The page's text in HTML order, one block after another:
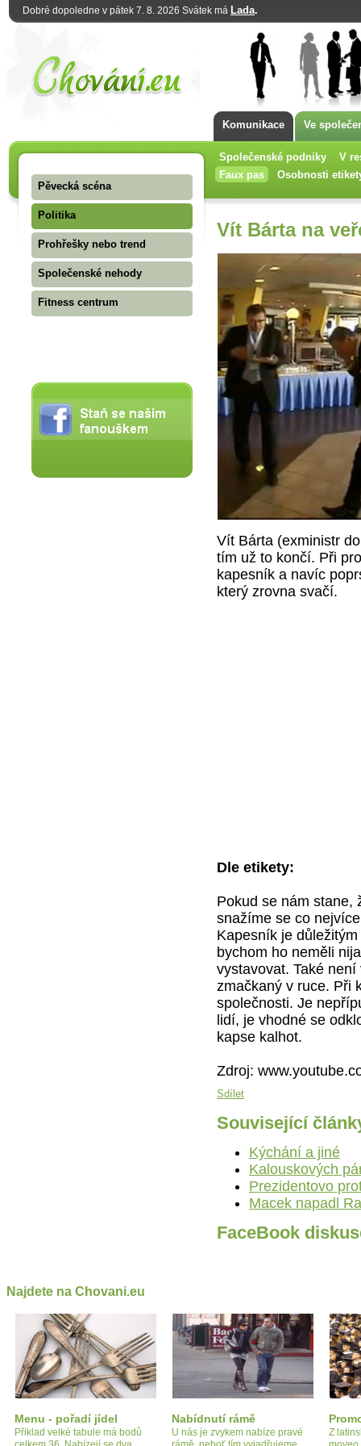
Dobré dopoledne v pátek 7. 8. 2026 Svátek má Lada.
Komunikace Ve
Společenské podniky
V
Faux pas
Osobnosti
Pěvecká scéna
Politika
Prohřešky nebo trend
Společenské nehody
Fitness centrum
Vít Bárta na
Vít Bárta (exministr
tím už to končí. Při
kapesník a navíc
který zrovna svačí.
Dle etikety:
Pokud se nám stane,
snažíme se co
Kapesník je
bychom ho neměli
vystavovat. Také
zmačkaný v ruce. Při
společnosti. Je
lidí, je vhodné se
kapse kalhot.
Zdroj:
Sdílet
Související
Kýchání a jiné
Kalouskových
Prezidentovo
Macek napadl
FaceBook
Najdete na Chovani.eu
Menu - pořadí jídel
Přiklad velké tabule má bodů
Nabídnutí rámě
U nás je zvykem nabíze pravé
Z